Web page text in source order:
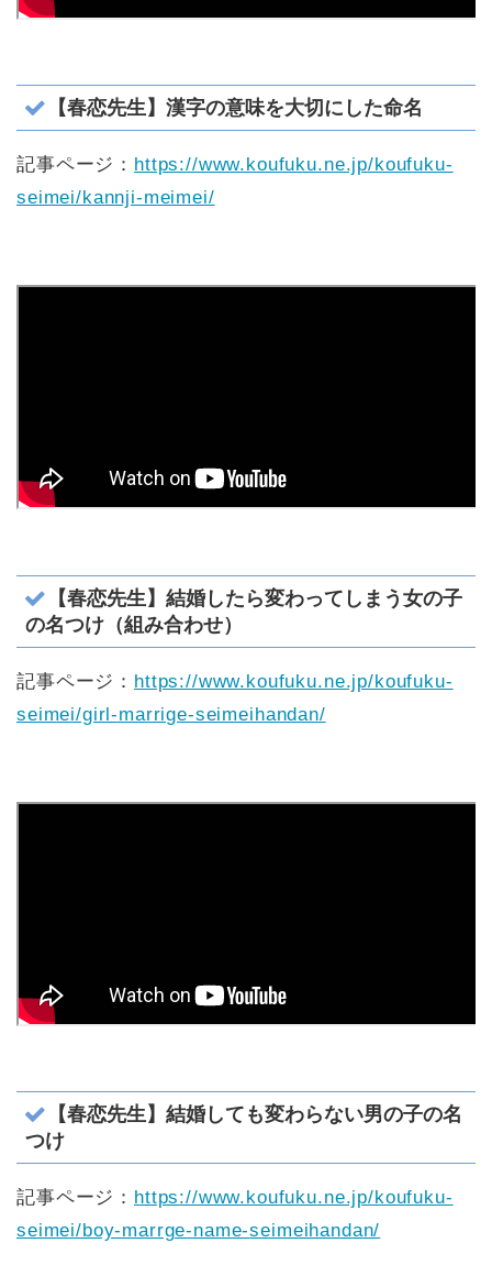
【春恋先生】漢字の意味を大切にした命名
記事ページ： https://www.koufuku.ne.jp/koufuku-
seimei/kannji-meimei/
【春恋先生】結婚したら変わってしまう女の子
の名つけ（組み合わせ）
記事ページ： https://www.koufuku.ne.jp/koufuku-
seimei/girl-marrige-seimeihandan/
【春恋先生】結婚しても変わらない男の子の名
つけ
記事ページ： https://www.koufuku.ne.jp/koufuku-
seimei/boy-marrge-name-seimeihandan/